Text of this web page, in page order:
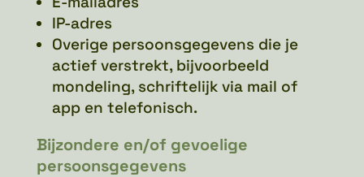
IP-adres
Overige persoonsgegevens die je
actief verstrekt, bijvoorbeeld
mondeling, schriftelijk via mail of
app en telefonisch.
Bijzondere en/of gevoelige
persoonsgegevens